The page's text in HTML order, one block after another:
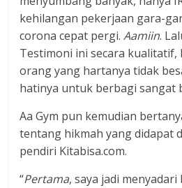
kehilangan pekerjaan gara-
corona cepat pergi.Aamiin.
Testimoni ini secara kualitatif,
orang yang hartanya tidak
hatinya untuk berbagi sangat
Aa Gym pun kemudian
tentang hikmah yang didapat
pendiri Kitabisa.com.
“Pertama, saya jadi